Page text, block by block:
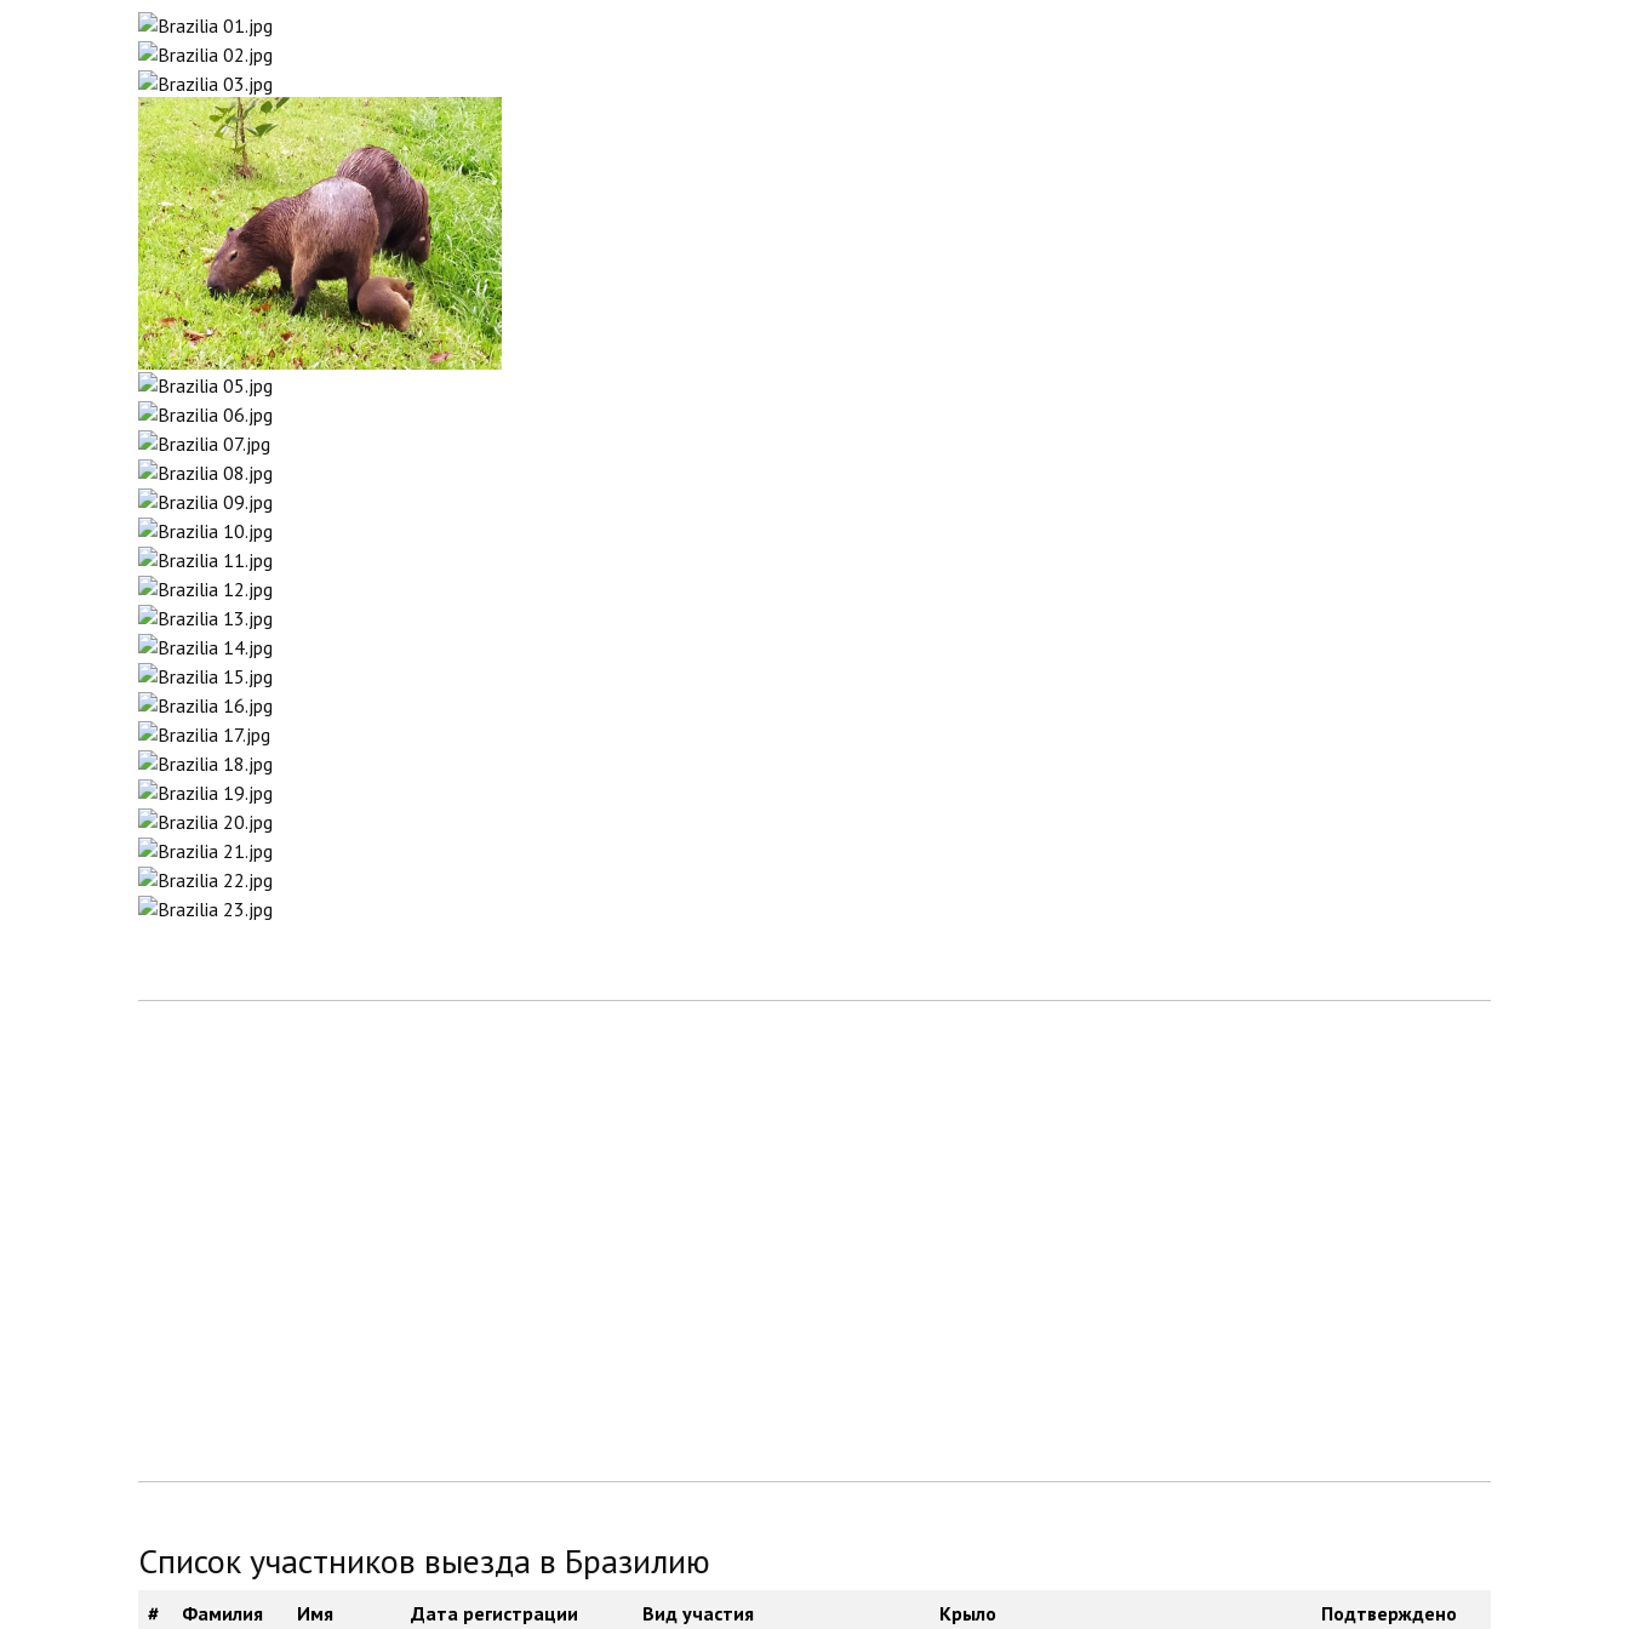
Список участников выезда в Бразилию
# Фамилия Имя Дата регистрации Вид участия Крыло Подтверждено